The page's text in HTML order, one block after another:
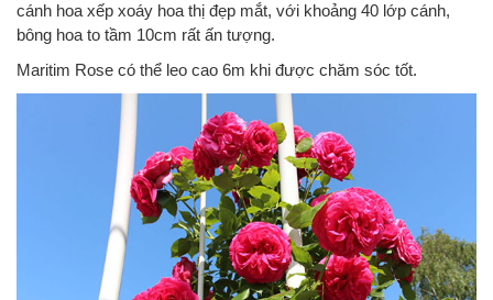
cánh hoa xếp xoáy hoa thị đẹp mắt, với khoảng 40 lớp cánh,
bông hoa to tầm 10cm rất ấn tượng.
Maritim Rose có thể leo cao 6m khi được chăm sóc tốt.